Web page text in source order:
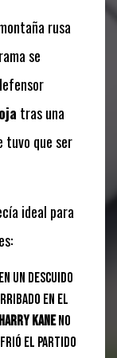
rusa
se
tras una
tuvo que ser
ideal para
En un descuido
en el
Harry Kaneno
el partido